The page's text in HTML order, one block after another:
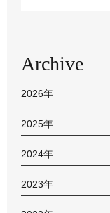
Archive
2026年
2025年
2024年
2023年